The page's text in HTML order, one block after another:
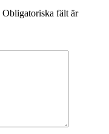
Obligatoriska fält är